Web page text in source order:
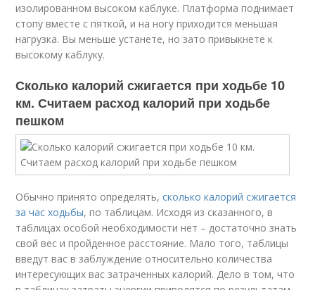
изолированном высоком каблуке. Платформа поднимает
стопу вместе с пяткой, и на ногу приходится меньшая
нагрузка. Вы меньше устанете, но зато привыкнете к
высокому каблуку.
Сколько калорий сжигается при ходьбе 10
км. Считаем расход калорий при ходьбе
пешком
Обычно принято определять,сколько калорий сжигается
за час ходьбы, по таблицам. Исходя из сказанного, в
таблицах особой необходимости нет – достаточно знать
свой вес и пройденное расстояние. Мало того, таблицы
введут вас в заблуждение относительно количества
интересующих вас затраченных калорий. Дело в том, что